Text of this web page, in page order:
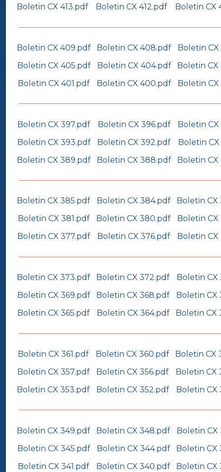
Boletin CX 413.pdf Boletin CX 412.pdf Boletin CX
Boletin CX 409.pdf Boletin CX 408.pdf
Boletin
Boletin CX 405.pdf
Boletin CX 404.pdf
Boletin
Boletin CX 401.pdf
Boletin CX 400.pdf Boletin
Boletin CX 397.pdf Boletin CX 396.pdf
Boletin
Boletin CX 393.pdf
Boletin CX 392.pdf
Boletin
Boletin CX 389.pdf
Boletin CX 388.pdf Boletin
Boletin CX 385.pdf Boletin CX 384.pdf
Boletin
Boletin CX 381.pdf
Boletin CX 380.pdf
Boletin
Boletin CX 377.pdf
Boletin CX 376.pdf Boletin
Boletin CX 373.pdf Boletin CX 372.pdf
Boletin CX
Boletin CX 369.pdf
Boletin CX 368.pdf
Boletin CX
Boletin CX 365.pdf
Boletin CX 364.pdf Boletin CX
Boletin CX 361.pdf Boletin CX 360.pdf
Boletin CX
Boletin CX 357.pdf
Boletin CX 356.pdf
Boletin CX
Boletin CX 353.pdf
Boletin CX 352.pdf Boletin CX
Boletin CX 349.pdf Boletin CX 348.pdf
Boletin CX
Boletin CX 345.pdf
Boletin CX 344.pdf
Boletin CX
Boletin CX 341.pdf
Boletin CX 340.pdf Boletin CX